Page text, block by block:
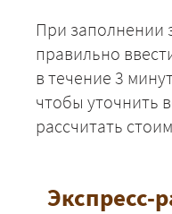
При заполнении
правильно
в течение 3
чтобы уточнить
рассчитать
Экспресс-